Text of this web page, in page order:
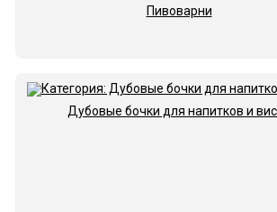
Пивоварни
Дубовые бочки для напитков и